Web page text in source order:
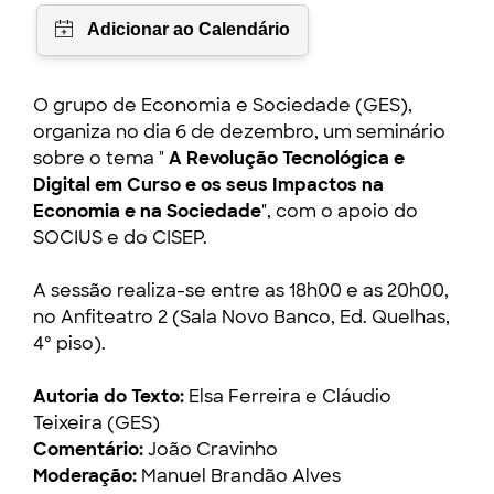
O grupo de Economia e Sociedade (GES),
organiza no dia 6 de dezembro, um seminário
sobre o tema "A Revolução Tecnológica e
Digital em Curso e os seus Impactos na
Economia e na Sociedade", com o apoio do
SOCIUS e do CISEP.
A sessão realiza-se entre as 18h00 e as 20h00,
no Anfiteatro 2 (Sala Novo Banco, Ed. Quelhas,
4º piso).
Autoria do Texto: Elsa Ferreira e Cláudio
Teixeira (GES)
Comentário:João Cravinho
Moderação: Manuel Brandão Alves